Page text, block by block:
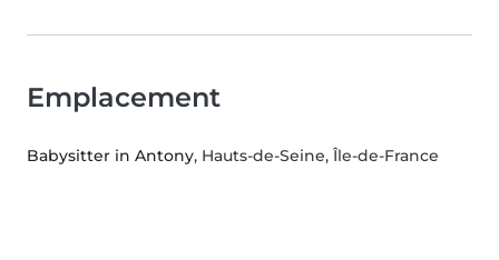
Emplacement
Babysitter in Antony, Hauts-de-Seine, Île-de-France